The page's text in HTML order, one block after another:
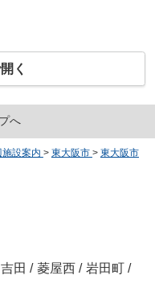
く
へ
施設案内 > 東大阪市 > 東大阪市
吉田 / 菱屋西 / 岩田町 /